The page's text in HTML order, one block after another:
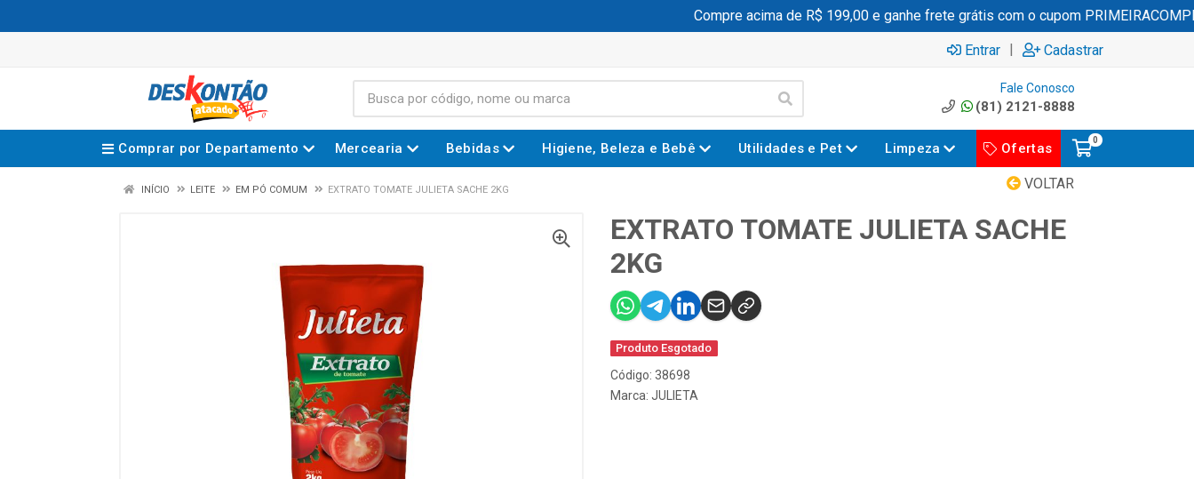
Compre acima de R$ 199,00 e ganhe frete grátis com o cupom PRIMEIRACOMPRA
Entrar | Cadastrar
Fale Conosco
(81) 2121-8888
Comprar por Departamento Mercearia Bebidas Higiene, Beleza e Bebê Utilidades e Pet Limpeza Ofertas
0
VOLTAR
INÍCIO LEITE EM PÓ COMUM EXTRATO TOMATE JULIETA SACHE 2KG
EXTRATO TOMATE JULIETA SACHE
2KG
Produto Esgotado
Código: 38698
Marca: JULIETA